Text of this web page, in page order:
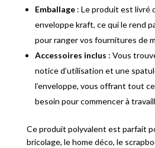
Emballage: Le produit est livré
enveloppe kraft, ce qui le rend
pour ranger vos fournitures de
Accessoires inclus : Vous
notice d’utilisation et une
l’enveloppe, vous offrant tout
besoin pour commencer à
Ce produit polyvalent est parfait
bricolage, le home déco, le